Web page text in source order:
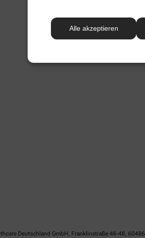
Alle akzeptieren
Deutschland GmbH, Franklinstraße 46-48,